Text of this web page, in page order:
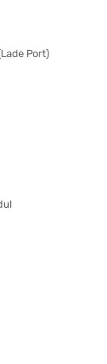
Port)